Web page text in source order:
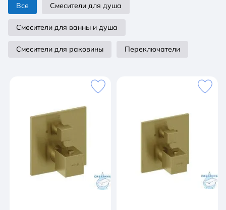
Все Смесители для душа
Смесители для ванны и душа
Смесители для раковины Переключатели